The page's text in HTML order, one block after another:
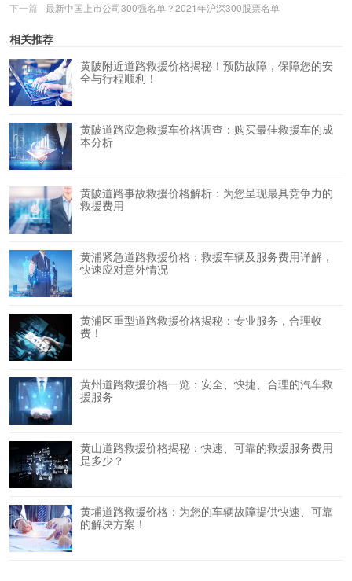
下一篇
最新中国上市公司300强名单？2021年沪深300股票名单
相关推荐
黄陂附近道路救援价格揭秘！预防故障，保障您的安
全与行程顺利！
黄陂道路应急救援车价格调查：购买最佳救援车的成
本分析
黄陂道路事故救援价格解析：为您呈现最具竞争力的
救援费用
黄浦紧急道路救援价格：救援车辆及服务费用详解，
快速应对意外情况
黄浦区重型道路救援价格揭秘：专业服务，合理收
费！
黄州道路救援价格一览：安全、快捷、合理的汽车救
援服务
黄山道路救援价格揭秘：快速、可靠的救援服务费用
是多少？
黄埔道路救援价格：为您的车辆故障提供快速、可靠
的解决方案！